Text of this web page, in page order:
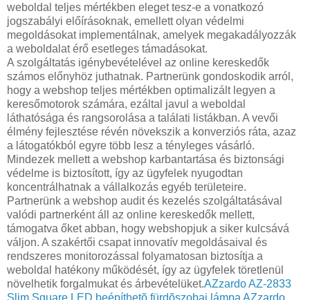
weboldal teljes mértékben eleget tesz-e a vonatkozó
jogszabályi előírásoknak, emellett olyan védelmi
megoldásokat implementálnak, amelyek megakadályozzák
a weboldalat érő esetleges támadásokat.
A szolgáltatás igénybevételével az online kereskedők
számos előnyhöz juthatnak. Partnerünk gondoskodik arról,
hogy a webshop teljes mértékben optimalizált legyen a
keresőmotorok számára, ezáltal javul a weboldal
láthatósága és rangsorolása a találati listákban. A vevői
élmény fejlesztése révén növekszik a konverziós ráta, azaz
a látogatókból egyre több lesz a tényleges vásárló.
Mindezek mellett a webshop karbantartása és biztonsági
védelme is biztosított, így az ügyfelek nyugodtan
koncentrálhatnak a vállalkozás egyéb területeire.
Partnerünk a webshop audit és kezelés szolgáltatásával
valódi partnerként áll az online kereskedők mellett,
támogatva őket abban, hogy webshopjuk a siker kulcsává
váljon. A szakértői csapat innovatív megoldásaival és
rendszeres monitorozással folyamatosan biztosítja a
weboldal hatékony működését, így az ügyfelek töretlenül
növelhetik forgalmukat és árbevételüket.AZzardo AZ-2833
Slim Square LED beépíthetõ fürdõszobai lámpa AZzardo